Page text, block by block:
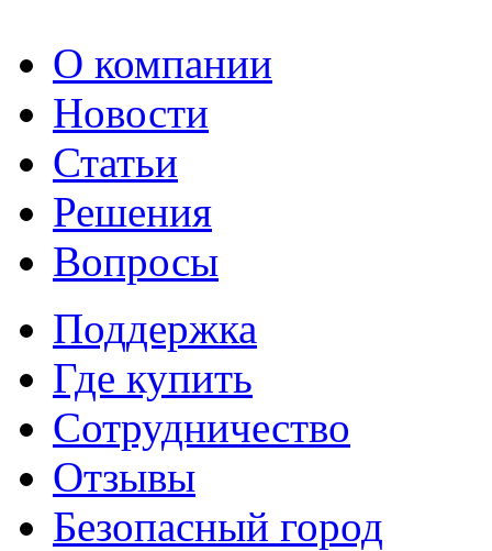
О компании
Новости
Статьи
Решения
Вопросы
Поддержка
Где купить
Сотрудничество
Отзывы
Безопасный город